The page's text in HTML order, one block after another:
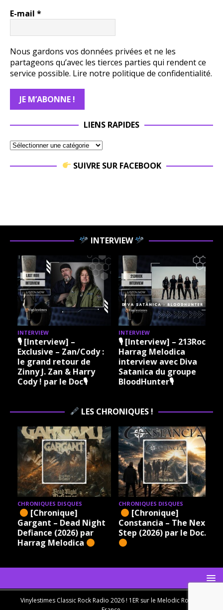
E-mail *
Nous gardons vos données privées et ne les
partageons qu’avec les tierces parties qui rendent ce
service possible. Lire notre politique de confidentialité.
LIENS RAPIDES
SUIVRE SUR FACEBOOK
INTERVIEW
INTERVIEW
🎙 [Interview] –
Exclusive – Zan/Cody :
le grand retour de
Zinny J. Zan & Harry
Cody ! par le Doc🎙
INTERVIEW
🎙 [Interview] – 213Rock
Harrag Melodica
interview avec Diva
Satanica du groupe
BloodHunter🎙
LES CHRONIQUES !
CHRONIQUES DISQUES
[Chronique]
Gargant – Dead Night
Defiance (2026) par
Harrag Melodica
CHRONIQUES DISQUES
[Chronique]
Constancia – The Next
Step (2026) par le Doc.
Vinylestimes Classic Rock Radio 2026 ! 1ER sur le Melodic Rock en